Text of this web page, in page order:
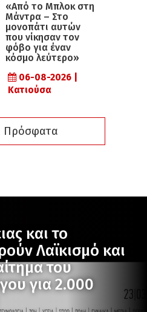
«Από το Μπλοκ στη
Μάντρα – Στο
μονοπάτι αυτών
που νίκησαν τον
φόβο για έναν
κόσμο λεύτερο»
06-08-2026 |
Κατιούσα
Πρόσφατα
και το
Λαϊκισμό και
του
για 2.000